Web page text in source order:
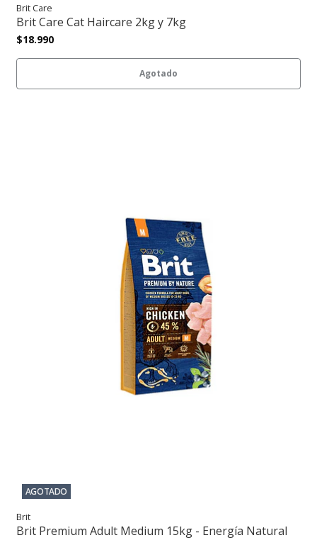
Brit Care
Brit Care Cat Haircare 2kg y 7kg
$18.990
Agotado
AGOTADO
Brit
Brit Premium Adult Medium 15kg - Energía Natural